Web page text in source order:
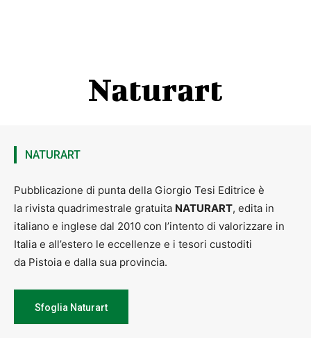
Naturart
NATURART
Pubblicazione di punta della Giorgio Tesi Editrice è
la rivista quadrimestrale gratuita NATURART, edita in
italiano e inglese dal 2010 con l’intento di valorizzare in
Italia e all’estero le eccellenze e i tesori custoditi
da Pistoia e dalla sua provincia.
Sfoglia Naturart